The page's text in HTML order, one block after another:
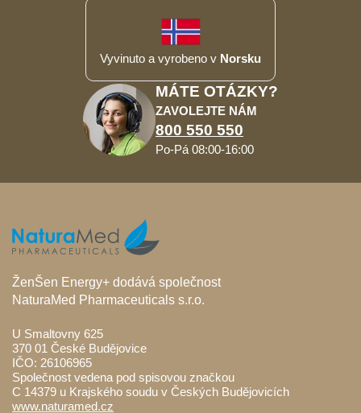
Vyvinuto a vyrobeno v Norsku
MÁTE OTÁZKY?
ZAVOLEJTE NÁM
800 550 550
Po-Pá 08:00-16:00
ŽenŠen Energy+ dodává společnost
NaturaMed Pharmaceuticals s.r.o.
U Smaltovny 625
370 01 České Budějovice
IČO: 26106965
Společnost vedena pod spisovou značkou
C 14379 u Krajského soudu v Českých Budějovicích
www.naturamed.cz